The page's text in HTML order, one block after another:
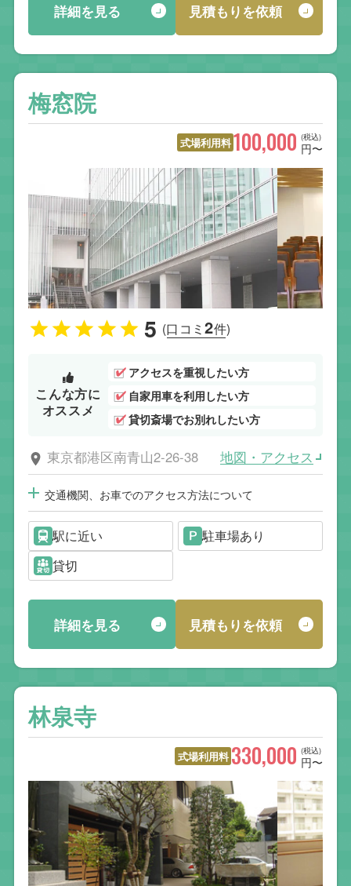
詳細を見る 見積もりを依頼
梅窓院
式場利用料 (税込)
100,000 円〜
5 (口コミ2件)
こんな方に
オススメ
アクセスを重視したい方
自家用車を利用したい方
貸切斎場でお別れしたい方
東京都港区南青山2-26-38 地図・アクセス
交通機関、お車でのアクセス方法について
駅に近い
駐車場あり
貸切
詳細を見る 見積もりを依頼
林泉寺
式場利用料 (税込)
330,000 円〜